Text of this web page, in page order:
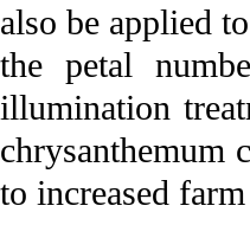
also be applied
the petal
illumination
chrysanthemum
to increased